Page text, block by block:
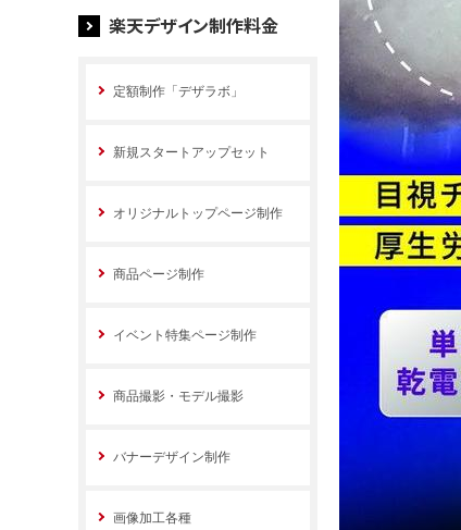
楽天デザイン制作料金
定額制作「デザラボ」
新規スタートアップセット
オリジナルトップページ制作
商品ページ制作
イベント特集ページ制作
商品撮影・モデル撮影
バナーデザイン制作
画像加工各種